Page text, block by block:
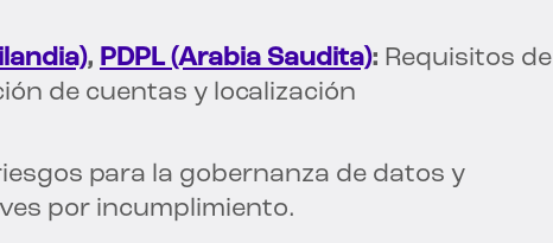
, PDPL (Arabia Saudita): Requisitos de
de cuentas y localización
para la gobernanza de datos y
por incumplimiento.